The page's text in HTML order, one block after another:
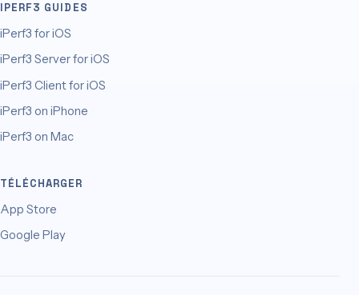
IPERF3 GUIDES
iPerf3 for iOS
iPerf3 Server for iOS
iPerf3 Client for iOS
iPerf3 on iPhone
iPerf3 on Mac
TÉLÉCHARGER
App Store
Google Play